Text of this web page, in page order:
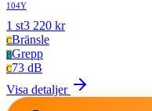
104Y
1 st3 220 kr
CBränsle
BGrepp
C73 dB
Visa detaljer